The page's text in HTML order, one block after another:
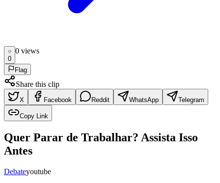
0
0 views
Flag
Share this clip
X Facebook Reddit WhatsApp Telegram
Copy Link
Quer Parar de Trabalhar? Assista Isso
Antes
Debateyoutube